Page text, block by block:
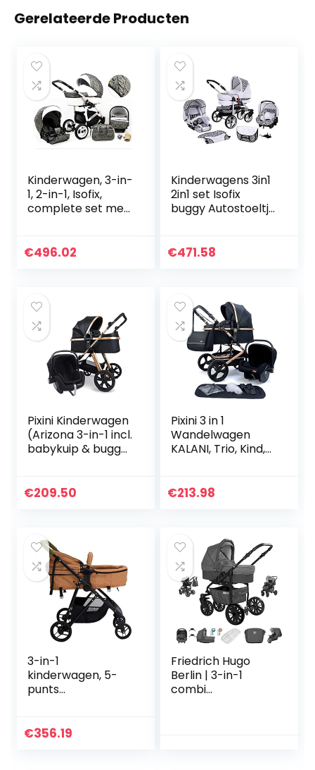
Gerelateerde Producten
Kinderwagen, 3-in-
1, 2-in-1, Isofix,
complete set met
ChillyKids Grey
€496.02
Kinderwagens 3in1
2in1 set Isofix
buggy Autostoeltje
white & leopard
€471.58
Pixini Kinderwagen
(Arizona 3-in-1 incl.
babykuip & buggy
met
€209.50
Pixini 3 in 1
Wandelwagen
KALANI, Trio, Kind,
(Goud/Zwart)
€213.98
3-in-1
kinderwagen, 5-
punts
kinderwagen voor
€356.19
Friedrich Hugo
Berlin | 3-in-1
combi